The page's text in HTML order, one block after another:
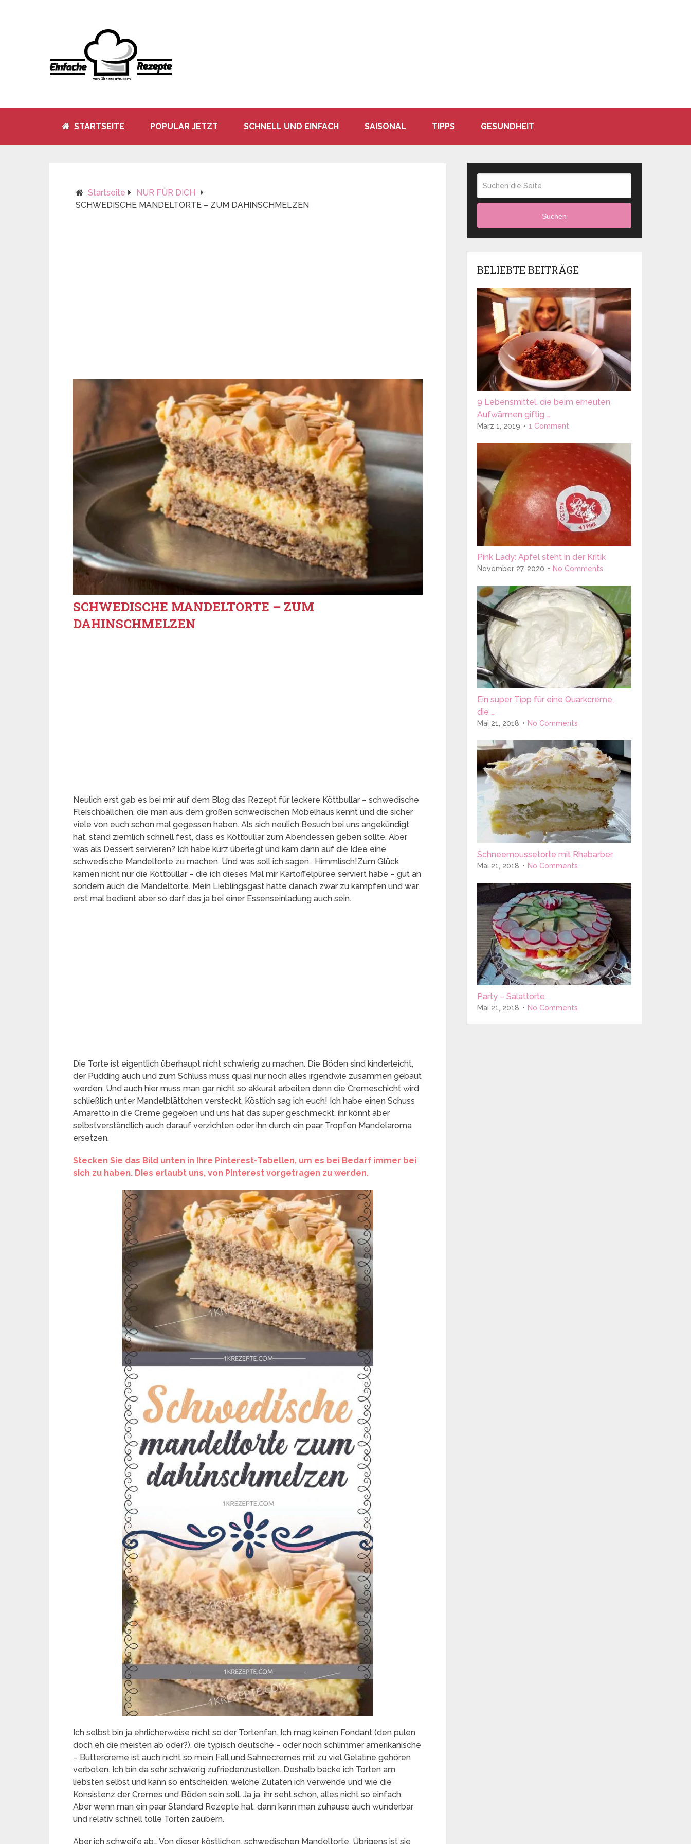
STARTSEITE POPULAR JETZT SCHNELL UND EINFACH SAISONAL TIPPS GESUNDHEIT
Startseite
NUR FÜR DICH
SCHWEDISCHE MANDELTORTE – ZUM DAHINSCHMELZEN
SCHWEDISCHE MANDELTORTE – ZUM
DAHINSCHMELZEN
Neulich erst gab es bei mir auf dem Blog das Rezept für leckere Köttbullar – schwedische
Fleischbällchen, die man aus dem großen schwedischen Möbelhaus kennt und die sicher
viele von euch schon mal gegessen haben. Als sich neulich Besuch bei uns angekündigt
hat, stand ziemlich schnell fest, dass es Köttbullar zum Abendessen geben sollte. Aber
was als Dessert servieren? Ich habe kurz überlegt und kam dann auf die Idee eine
schwedische Mandeltorte zu machen. Und was soll ich sagen… Himmlisch!Zum Glück
kamen nicht nur die Köttbullar – die ich dieses Mal mir Kartoffelpüree serviert habe – gut an
sondern auch die Mandeltorte. Mein Lieblingsgast hatte danach zwar zu kämpfen und war
erst mal bedient aber so darf das ja bei einer Essenseinladung auch sein.
Die Torte ist eigentlich überhaupt nicht schwierig zu machen. Die Böden sind kinderleicht,
der Pudding auch und zum Schluss muss quasi nur noch alles irgendwie zusammen gebaut
werden. Und auch hier muss man gar nicht so akkurat arbeiten denn die Cremeschicht wird
schließlich unter Mandelblättchen versteckt. Köstlich sag ich euch! Ich habe einen Schuss
Amaretto in die Creme gegeben und uns hat das super geschmeckt, ihr könnt aber
selbstverständlich auch darauf verzichten oder ihn durch ein paar Tropfen Mandelaroma
ersetzen.
Stecken Sie das Bild unten in Ihre Pinterest-Tabellen, um es bei Bedarf immer bei
sich zu haben. Dies erlaubt uns, von Pinterest vorgetragen zu werden.
Ich selbst bin ja ehrlicherweise nicht so der Tortenfan. Ich mag keinen Fondant (den pulen
doch eh die meisten ab oder?), die typisch deutsche – oder noch schlimmer amerikanische
– Buttercreme ist auch nicht so mein Fall und Sahnecremes mit zu viel Gelatine gehören
verboten. Ich bin da sehr schwierig zufriedenzustellen. Deshalb backe ich Torten am
liebsten selbst und kann so entscheiden, welche Zutaten ich verwende und wie die
Konsistenz der Cremes und Böden sein soll. Ja ja, ihr seht schon, alles nicht so einfach.
Aber wenn man ein paar Standard Rezepte hat, dann kann man zuhause auch wunderbar
und relativ schnell tolle Torten zaubern.
Aber ich schweife ab… Von dieser köstlichen, schwedischen Mandeltorte. Übrigens ist sie
Suchen
BELIEBTE BEITRÄGE
9 Lebensmittel, die beim erneuten
Aufwärmen giftig …
März 1, 2019 1 Comment
Pink Lady: Apfel steht in der Kritik
November 27, 2020 No Comments
Ein super Tipp für eine Quarkcreme,
die …
Mai 21, 2018 No Comments
Schneemoussetorte mit Rhabarber
Mai 21, 2018 No Comments
Party – Salattorte
Mai 21, 2018 No Comments